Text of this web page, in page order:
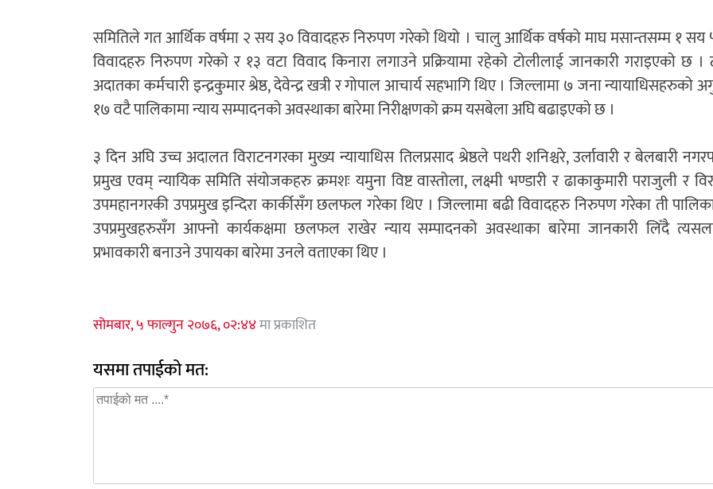
समितिले गत आर्थिक वर्षमा २ सय ३० विवादहरु निरुपण गरेको थियो । चालु आर्थिक वर्षको माघ मसान्तसम्म १ सय
विवादहरु निरुपण गरेको र १३ वटा विवाद किनारा लगाउने प्रक्रियामा रहेको टोलीलाई जानकारी गराइएको छ ।
अदातका कर्मचारी इन्द्रकुमार श्रेष्ठ, देवेन्द्र खत्री र गोपाल आचार्य सहभागि थिए । जिल्लामा ७ जना न्यायाधिसहरुको
१७ वटै पालिकामा न्याय सम्पादनको अवस्थाका बारेमा निरीक्षणको क्रम यसबेला अघि बढाइएको छ ।
३ दिन अघि उच्च अदालत विराटनगरका मुख्य न्यायाधिस तिलप्रसाद श्रेष्ठले पथरी शनिश्चरे, उर्लावारी र बेलबारी
प्रमुख एवम् न्यायिक समिति संयोजकहरु क्रमशः यमुना विष्ट वास्तोला, लक्ष्मी भण्डारी र ढाकाकुमारी पराजुली र
उपमहानगरकी उपप्रमुख इन्दिरा कार्कीसँग छलफल गरेका थिए । जिल्लामा बढी विवादहरु निरुपण गरेका ती
उपप्रमुखहरुसँग आफ्नो कार्यकक्षमा छलफल राखेर न्याय सम्पादनको अवस्थाका बारेमा जानकारी लिँदै
प्रभावकारी बनाउने उपायका बारेमा उनले वताएका थिए ।
सोमबार, ५ फाल्गुन २०७६, ०२:४४मा प्रकाशित
यसमा तपाईको मत: